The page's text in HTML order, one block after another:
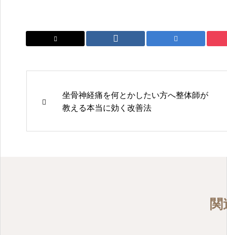
坐骨神経痛を何とかしたい方へ整体師が
教える本当に効く改善法
関